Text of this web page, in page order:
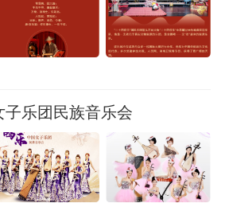
乐团民族音乐会